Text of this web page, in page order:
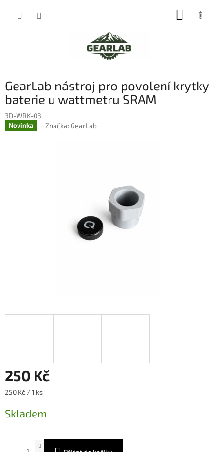
GearLab nástroj pro povolení krytky
baterie u wattmetru SRAM
3D-WRK-03
Novinka Značka: GearLab
250 Kč
Měrná
250 Kč / 1 ks
Skladem